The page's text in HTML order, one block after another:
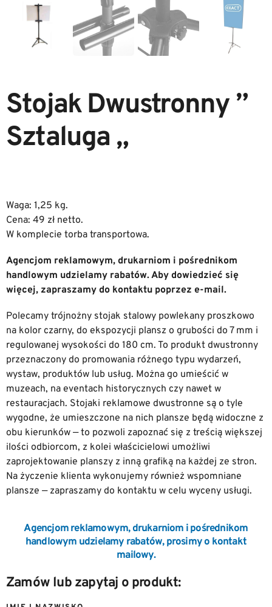
Stojak Dwustronny ”
Sztaluga „
Waga: 1,25 kg.
Cena: 49 zł netto.
W komplecie torba transportowa.
Agencjom reklamowym, drukarniom i pośrednikom
handlowym udzielamy rabatów. Aby dowiedzieć się
więcej, zapraszamy do kontaktu poprzez e-mail.
Polecamy trójnożny stojak stalowy powlekany proszkowo
na kolor czarny, do ekspozycji plansz o grubości do 7 mm i
regulowanej wysokości do 180 cm. To produkt dwustronny
przeznaczony do promowania różnego typu wydarzeń,
wystaw, produktów lub usług. Można go umieścić w
muzeach, na eventach historycznych czy nawet w
restauracjach. Stojaki reklamowe dwustronne są o tyle
wygodne, że umieszczone na nich plansze będą widoczne z
obu kierunków — to pozwoli zapoznać się z treścią większej
ilości odbiorcom, z kolei właścicielowi umożliwi
zaprojektowanie planszy z inną grafiką na każdej ze stron.
Na życzenie klienta wykonujemy również wspomniane
plansze — zapraszamy do kontaktu w celu wyceny usługi.
Agencjom reklamowym, drukarniom i pośrednikom
handlowym udzielamy rabatów, prosimy o kontakt
mailowy.
Zamów lub zapytaj o produkt: